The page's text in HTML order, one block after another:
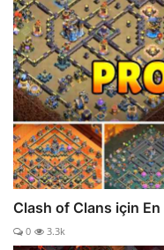
Clash of Clans için
0 3.3k